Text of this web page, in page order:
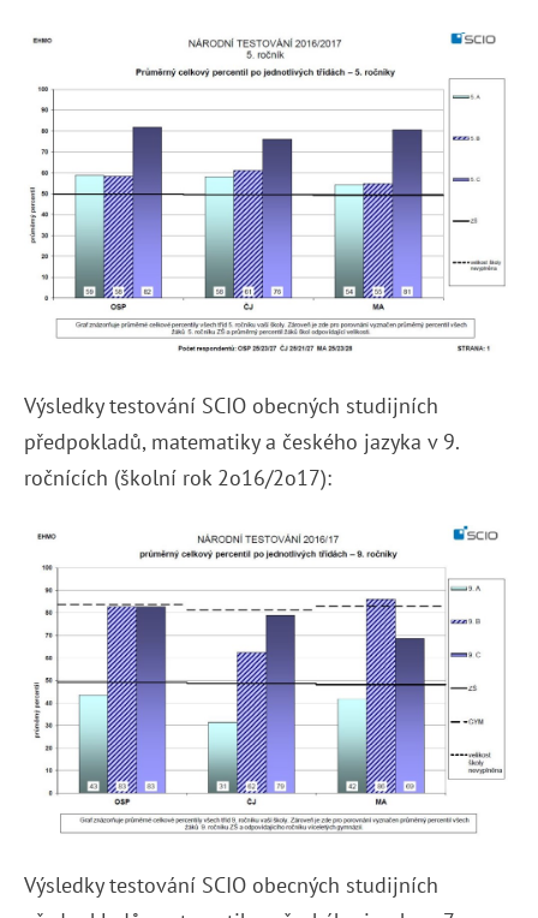
Výsledky testování SCIO obecných studijních
předpokladů, matematiky a českého jazyka v 9.
ročnících (školní rok 2o16/2o17):
Výsledky testování SCIO obecných studijních